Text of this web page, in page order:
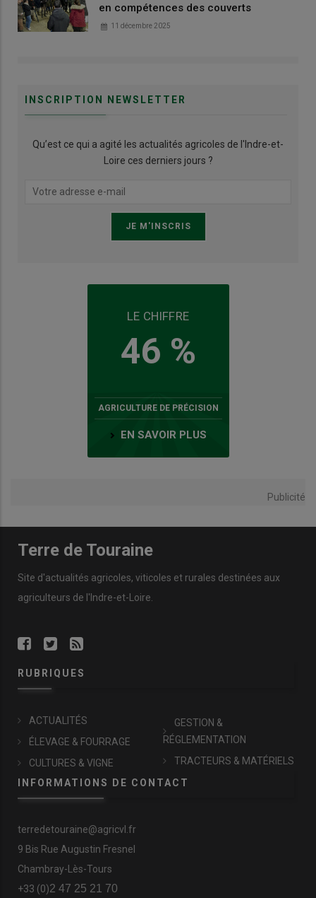
en compétences des couverts
11 décembre 2025
INSCRIPTION NEWSLETTER
Qu’est ce qui a agité les actualités agricoles de l'Indre-et-
Loire ces derniers jours ?
LE CHIFFRE
46 %
AGRICULTURE DE PRÉCISION
EN SAVOIR PLUS
Publicité
Terre de Touraine
Site d'actualités agricoles, viticoles et rurales destinées aux
agriculteurs de l'Indre-et-Loire.
RUBRIQUES
ACTUALITÉS
ÉLEVAGE & FOURRAGE
CULTURES & VIGNE
GESTION &
RÉGLEMENTATION
TRACTEURS & MATÉRIELS
INFORMATIONS DE CONTACT
terredetouraine@agricvl.fr
9 Bis Rue Augustin Fresnel
Chambray-Lès-Tours
+33 (0)2 47 25 21 70